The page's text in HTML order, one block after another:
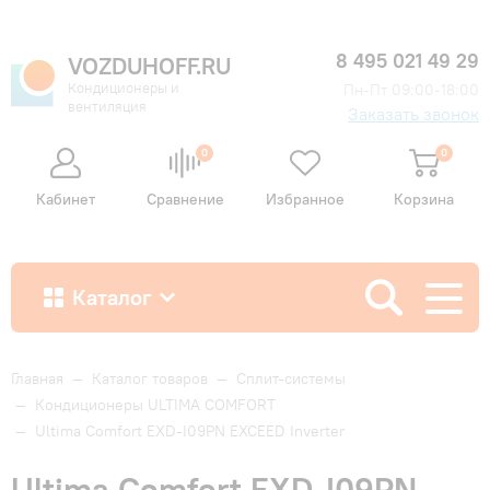
VOZDUHOFF.RU
Кондиционеры и
вентиляция
8 495 021 49 29
Заказать звонок
Кабинет
0
Сравнение Избранное
0
Корзина
Каталог
Как купить
Доставка и оплата
Главная — Каталог товаров — Сплит-системы
— Кондиционеры ULTIMA COMFORT
— Ultima Comfort EXD-I09PN EXCEED Inverter